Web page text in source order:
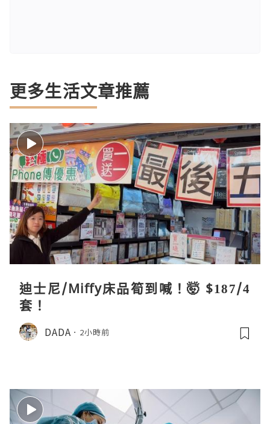
更多生活文章推薦
迪士尼/Miffy床品筍到喊！🤯 $187/4
套！
DADA 2小時前